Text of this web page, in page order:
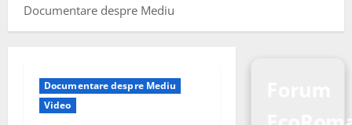
Documentare despre Mediu
Documentare despre Mediu
Video